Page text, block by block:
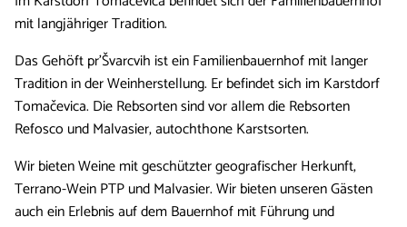
mit langjähriger Tradition.
Das Gehöft pr'Švarcvih ist ein Familienbauernhof mit langer
Tradition in der Weinherstellung. Er befindet sich im Karstdorf
Tomačevica. Die Rebsorten sind vor allem die Rebsorten
Refosco und Malvasier, autochthone Karstsorten.
Wir bieten Weine mit geschützter geografischer Herkunft,
Terrano-Wein PTP und Malvasier. Wir bieten unseren Gästen
auch ein Erlebnis auf dem Bauernhof mit Führung und